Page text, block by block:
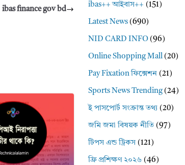
ibas finance gov bd
ibas++ আইবাস++ (151)
Latest News (690)
NID CARD INFO (96)
Online Shopping Mall (20)
Pay Fixation ফিক্সেশন (21)
Sports News Trending(24)
ই পাসপোর্ট সংক্রান্ত তথ্য (20)
জমি জমা বিষয়ক নীতি (97)
টিপস এন্ড ট্রিকস (121)
ফ্রি প্রশিক্ষণ ২০২৬ (46)